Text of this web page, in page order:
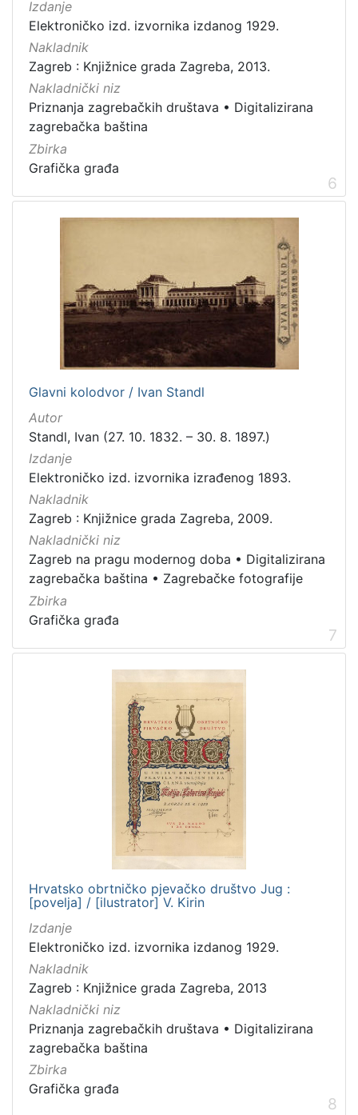
Izdanje
Elektroničko izd. izvornika izdanog 1929.
Nakladnik
Zagreb : Knjižnice grada Zagreba, 2013.
Nakladnički niz
Priznanja zagrebačkih društava • Digitalizirana
zagrebačka baština
Zbirka
Grafička građa
6
Glavni kolodvor / Ivan Standl
Autor
Standl, Ivan (27. 10. 1832. – 30. 8. 1897.)
Izdanje
Elektroničko izd. izvornika izrađenog 1893.
Nakladnik
Zagreb : Knjižnice grada Zagreba, 2009.
Nakladnički niz
Zagreb na pragu modernog doba • Digitalizirana
zagrebačka baština • Zagrebačke fotografije
Zbirka
Grafička građa
7
Hrvatsko obrtničko pjevačko društvo Jug :
[povelja] / [ilustrator] V. Kirin
Izdanje
Elektroničko izd. izvornika izdanog 1929.
Nakladnik
Zagreb : Knjižnice grada Zagreba, 2013
Nakladnički niz
Priznanja zagrebačkih društava • Digitalizirana
zagrebačka baština
Zbirka
Grafička građa
8